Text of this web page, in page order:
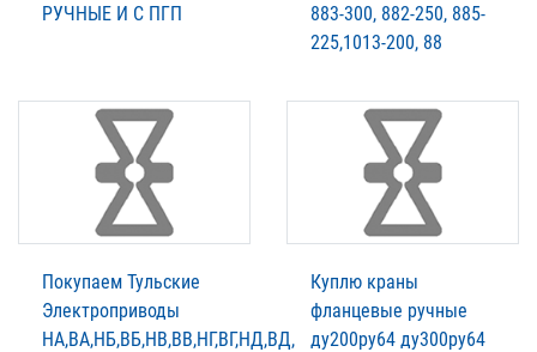
РУЧНЫЕ И С ПГП
883-300, 882-250, 885-
225,1013-200, 88
Покупаем Тульские
Электроприводы
НА,ВА,НБ,ВБ,НВ,ВВ,НГ,ВГ,НД,ВД,
Куплю краны
фланцевые ручные
ду200ру64 ду300ру64